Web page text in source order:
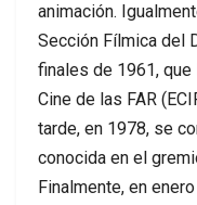
animación.
Sección Fílmica del
finales de 1961,
Cine de las FAR
tarde, en 1978, se
conocida en el
Finalmente, en